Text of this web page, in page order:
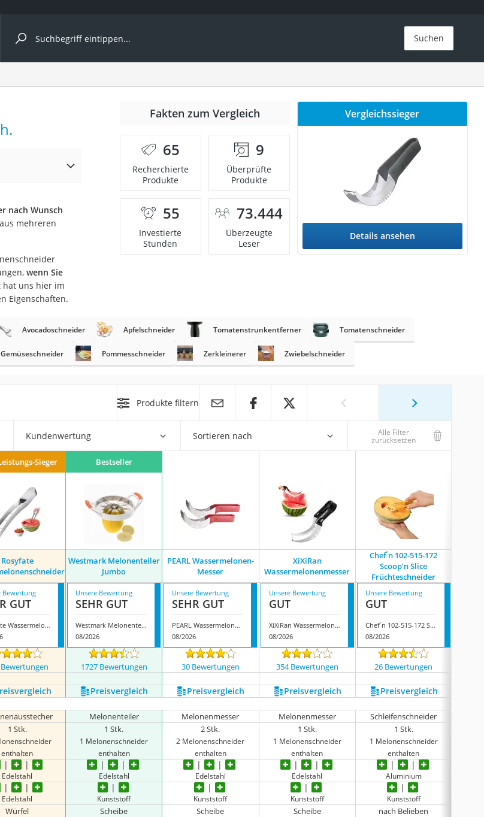
Kategorie
Suchen
nach Wunsch
mehreren
wenn Sie
hat uns hier im
Eigenschaften.
Fakten zum Vergleich
65
Recherchierte
Produkte
9
Überprüfte
Produkte
55
Investierte
Stunden
73.444
Überzeugte
Leser
Vergleichssieger
Details ansehen
Avocadoschneider Apfelschneider Tomatenstrunkentferner Tomatenschneider
Gemüseschneider Pommesschneider Zerkleinerer Zwiebelschneider
Produkte filtern
Kundenwertung Sortieren nach Alle Filter
zurücksetzen
Sieger Bestseller
Rosyfate
Westmark Melonenteiler
Jumbo
PEARL Wassermelonen-
Messer
XiXiRan
Wassermelonenmesser
Chef ́n 102-515-172
Scoop’n Slice
Früchteschneider
Bewertung
GUT
Rosyfate Wassermelonenschneider
Unsere Bewertung
SEHR GUT
Westmark Melonenteiler Jumbo
08/2026
Unsere Bewertung
SEHR GUT
PEARL Wassermelonen-Messer
08/2026
Unsere Bewertung
GUT
XiXiRan Wassermelonenmesser
08/2026
Unsere Bewertung
GUT
Chef ́n 102-515-172 Scoop’n Slice Früchteschneider
08/2026
Bewertungen 1727 Bewertungen 30 Bewertungen 354 Bewertungen 26 Bewertungen
Preis­vergleich Preis­vergleich Preis­vergleich Preis­vergleich
Melonenteiler Melonenmesser Melonenmesser Schleifenschneider
1 Stk.
enthalten
1 Stk.
1 Melonenschneider
enthalten
2 Stk.
2 Melonenschneider
enthalten
1 Stk.
1 Melonenschneider
enthalten
1 Stk.
1 Melonenschneider
enthalten
Edelstahl Edelstahl Edelstahl Edelstahl Aluminium
Edelstahl Kunststoff Kunststoff Kunststoff Kunststoff
Würfel Scheibe Scheibe Scheibe
nach Belieben